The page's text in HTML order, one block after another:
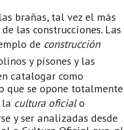
brañas, tal vez el más
las construcciones. Las
de construcción
y pisones y las
catalogar como
que se opone totalmente
cultura oficialo
y ser analizadas desde